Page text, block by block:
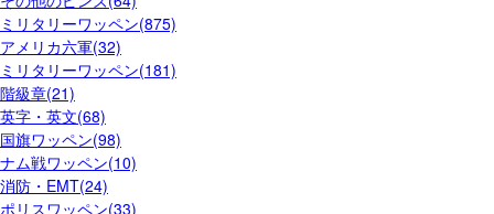
ミリタリーワッペン(875)
アメリカ六軍(32)
ミリタリーワッペン(181)
階級章(21)
英字・英文(68)
国旗ワッペン(98)
ナム戦ワッペン(10)
消防・EMT(24)
ポリスワッペン(33)